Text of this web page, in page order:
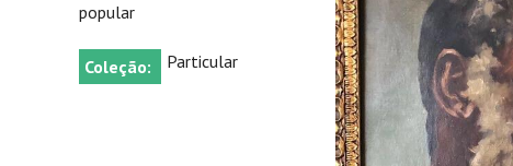
popular
Coleção: Particular